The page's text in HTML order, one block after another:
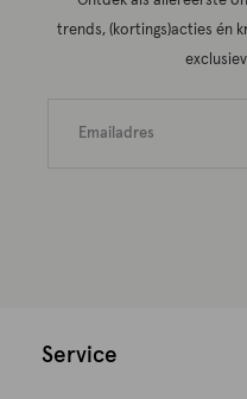
trends, (kortings)acties én
Service